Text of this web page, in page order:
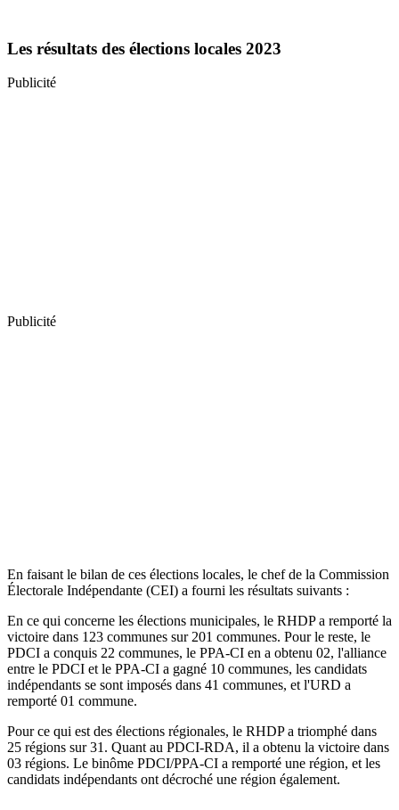
Les résultats des élections locales 2023
Publicité
Publicité
En faisant le bilan de ces élections locales, le chef de la Commission
Électorale Indépendante (CEI) a fourni les résultats suivants :
En ce qui concerne les élections municipales, le RHDP a remporté la
victoire dans 123 communes sur 201 communes. Pour le reste, le
PDCI a conquis 22 communes, le PPA-CI en a obtenu 02, l'alliance
entre le PDCI et le PPA-CI a gagné 10 communes, les candidats
indépendants se sont imposés dans 41 communes, et l'URD a
remporté 01 commune.
Pour ce qui est des élections régionales, le RHDP a triomphé dans
25 régions sur 31. Quant au PDCI-RDA, il a obtenu la victoire dans
03 régions. Le binôme PDCI/PPA-CI a remporté une région, et les
candidats indépendants ont décroché une région également.